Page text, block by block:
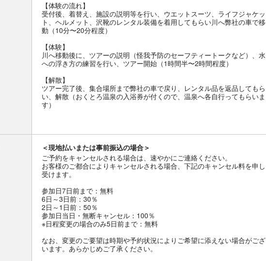
【体験の流れ】
受付後、着替え、施設の説明等を行い、ウエットスーツ、ライフジャケッ
ト、ヘルメット、沢靴のレンタル装備を着用してもらい川へ弊社の車で移
動（10分〜20分程度）
【体験】
川へ移動後に、ツアーの説明（怪我予防のセーフティートークなど）、水
への浮き方の練習を行い、ツアー開始（1時間半〜2時間程度）
【解散】
ツアー完了後、集合場所まで弊社の車で戻り、レンタル品を返品してもら
い、解散（おくとろ温泉の入浴券が付くので、温泉へ各自行ってもらいま
す）
＜現地払いまたは事前振込の場合＞
ご予約をキャンセルされる場合は、速やかにご連絡ください。
お客様のご都合によりキャンセルされる場合、下記のキャンセル料を申し
受けます。
参加日7日前まで：無料
6日～3日前：30％
2日～1日前：50％
参加日当日・無断キャンセル：100％
※日程変更の場合のみ5日前まで：無料
なお、変更のご要望は時期や予約状況によりご希望に添えない場合がござ
います。あらかじめご了承ください。